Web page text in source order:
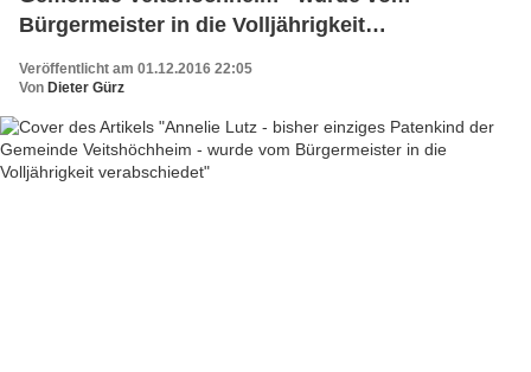
Bürgermeister in die Volljährigkeit
Veröffentlicht am 01.12.2016 22:05
Von Dieter Gürz